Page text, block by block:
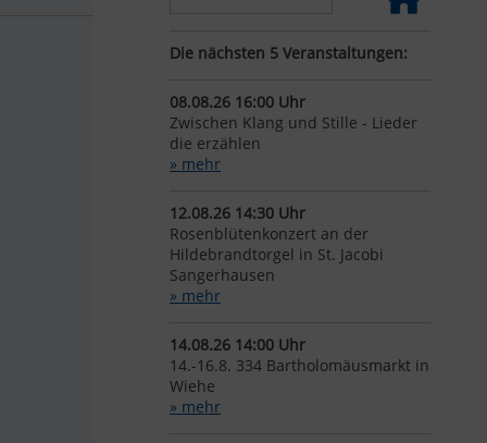
Die nächsten 5 Veranstaltungen:
08.08.26 16:00 Uhr
Zwischen Klang und Stille - Lieder
die erzählen
» mehr
12.08.26 14:30 Uhr
Rosenblütenkonzert an der
Hildebrandtorgel in St. Jacobi
Sangerhausen
» mehr
14.08.26 14:00 Uhr
14.-16.8. 334 Bartholomäusmarkt in
Wiehe
» mehr